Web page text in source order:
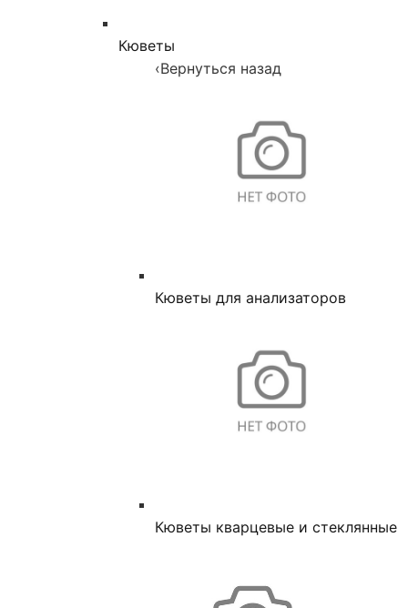
Кюветы
‹Вернуться назад
Кюветы для анализаторов
Кюветы кварцевые и стеклянные